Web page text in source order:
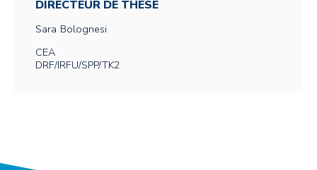
DIRECTEUR DE THÈSE
Sara Bolognesi
CEA
DRF/IRFU/SPP/TK2